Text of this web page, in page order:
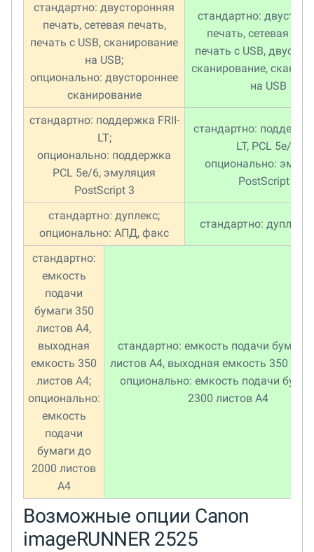
стандартно: двусторонняя
печать, сетевая печать,
печать с USB, сканирование
на USB;
опционально: двустороннее
сканирование
стандартно:
печать, сетевая
печать с USB,
сканирование,
на USB
стандартно: поддержка FRII-
LT;
опционально: поддержка
PCL 5e/6, эмуляция
PostScript 3
стандартно:
LT, PCL 5e/6;
опционально:
PostScript 3
стандартно: дуплекс;
опционально: АПД, факс
стандартно:
стандартно:
емкость
подачи
бумаги 350
листов A4,
выходная
емкость 350
листов A4;
опционально:
емкость
подачи
бумаги до
2000 листов
A4
стандартно: емкость подачи бумаги
листов A4, выходная емкость 350
опционально: емкость подачи
2300 листов A4
Возможные опции Canon
imageRUNNER 2525